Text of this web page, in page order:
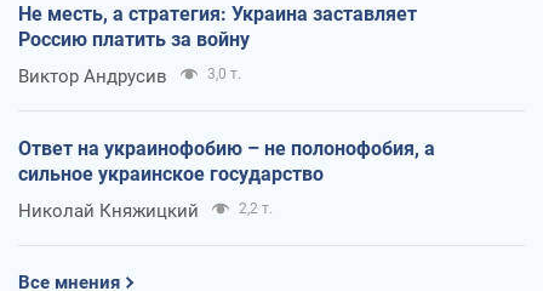
Не месть, а стратегия: Украина заставляет
Россию платить за войну
Виктор Андрусив 3,0 т.
Ответ на украинофобию – не полонофобия, а
сильное украинское государство
Николай Княжицкий 2,2 т.
Все мнения